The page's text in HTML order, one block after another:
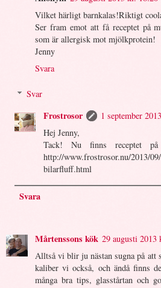
Vilket härligt barnkalas!Riktigt
Ser fram emot att få receptet på
som är allergisk mot mjölkprotein!
Jenny
Svara
Svar
Frostrosor
1 september
Hej Jenny,
Tack! Nu finns receptet på
http://www.frostrosor.nu/2013/
bilarfluff.html
Svara
Mårtenssons kök 29 augusti 2013
Alltså vi blir ju nästan sugna på att
kaliber vi också, och ändå finns
många bra tips, glasstårtan och